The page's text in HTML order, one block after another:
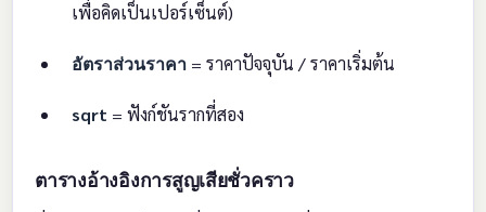
เพื่อคิดเป็นเปอร์เซ็นต์)
อัตราส่วนราคา = ราคาปัจจุบัน / ราคาเริ่มต้น
sqrt = ฟังก์ชันรากที่สอง
ตารางอ้างอิงการสูญเสียชั่วคราว